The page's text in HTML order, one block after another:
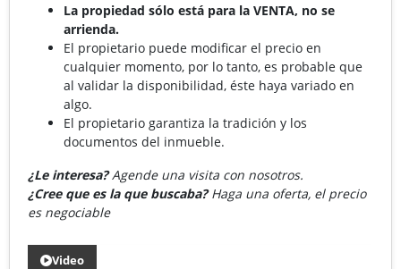
La propiedad sólo está para la VENTA, no se
arrienda.
El propietario puede modificar el precio en
cualquier momento, por lo tanto, es probable que
al validar la disponibilidad, éste haya variado en
algo.
El propietario garantiza la tradición y los
documentos del inmueble.
¿Le interesa?Agende una visita con nosotros.
¿Cree que es la que buscaba?Haga una oferta, el precio
es negociable
Video